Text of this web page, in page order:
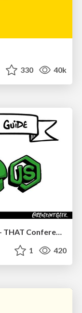
330 40k
The Illustrated Guide to Node.js - THAT Conference 2024
1 420